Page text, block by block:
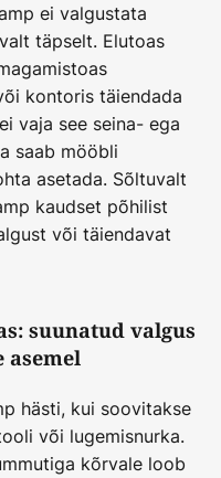
ei valgustata
täpselt. Elutoas
kontoris täiendada
vaja see seina- ega
saab mööbli
asetada. Sõltuvalt
kaudset põhilist
või täiendavat
suunatud valgus
asemel
hästi, kui soovitakse
või lugemisnurka.
kõrvale loob